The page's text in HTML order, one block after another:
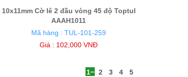
10x11mm Cờ lê 2 đầu vòng 45 độ Toptul
AAAH1011
Mã hàng : TUL-101-259
Giá : 102,000 VNĐ
1 2 3 4 5